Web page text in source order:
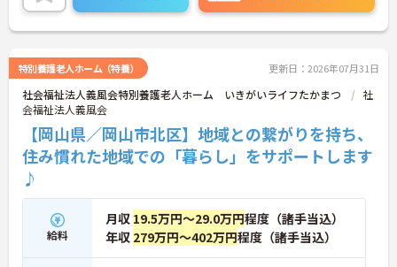
特別養護老人ホーム（特養） 更新日：2026年07月31日
社会福祉法人義風会特別養護老人ホーム いきがいライフたかまつ
社
会福祉法人義風会
【岡山県／岡山市北区】地域との繋がりを持ち、
住み慣れた地域での「暮らし」をサポートします
♪
給料
月収 19.5万円～29.0万円程度（諸手当込）
年収 279万円～402万円程度（諸手当込）